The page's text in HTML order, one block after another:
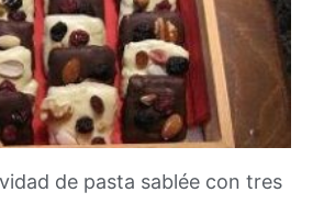
de pasta sablée con tres